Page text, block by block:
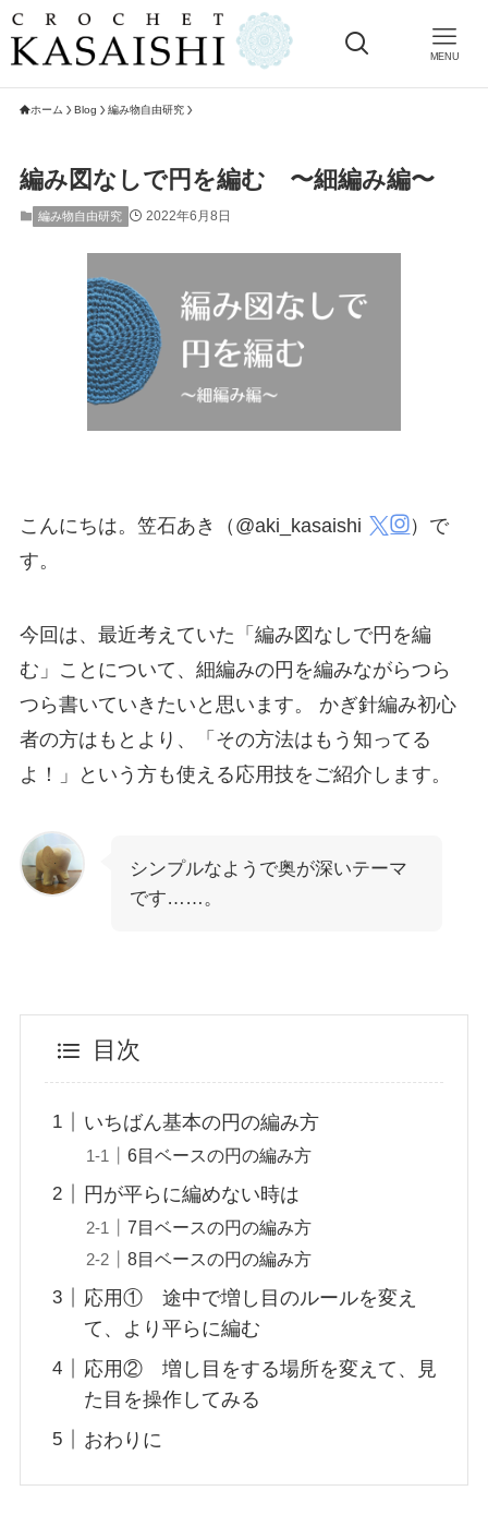
MENU
ホーム Blog 編み物自由研究
編み図なしで円を編む 〜細編み編〜
編み物自由研究 2022年6月8日
こんにちは。笠石あき（@aki_kasaishi
）で
す。
今回は、最近考えていた「編み図なしで円を編
む」ことについて、細編みの円を編みながらつら
つら書いていきたいと思います。 かぎ針編み初心
者の方はもとより、「その方法はもう知ってる
よ！」という方も使える応用技をご紹介します。
シンプルなようで奥が深いテーマ
です……。
目次
いちばん基本の円の編み方
6目ベースの円の編み方
円が平らに編めない時は
7目ベースの円の編み方
8目ベースの円の編み方
応用① 途中で増し目のルールを変え
て、より平らに編む
応用② 増し目をする場所を変えて、見
た目を操作してみる
おわりに